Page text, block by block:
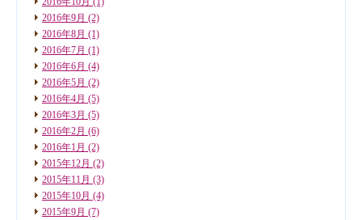
2016年9月 (2)
2016年8月 (1)
2016年7月 (1)
2016年6月 (4)
2016年5月 (2)
2016年4月 (5)
2016年3月 (5)
2016年2月 (6)
2016年1月 (2)
2015年12月 (2)
2015年11月 (3)
2015年10月 (4)
2015年9月 (7)